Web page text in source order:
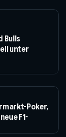
Bulls
unter
Poker,
F1-